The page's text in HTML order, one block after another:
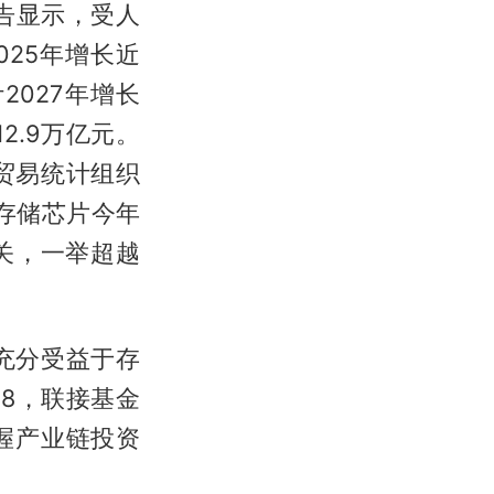
显示，受人
年增长近
年增长
万亿元。
易统计组织
储芯片今年
，一举超越
分受益于存
，联接基金
产业链投资